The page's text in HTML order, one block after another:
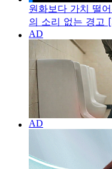
원화보다 가치 떨
의 소리 없는 경고